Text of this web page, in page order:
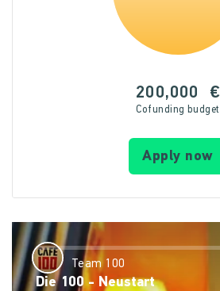
200,000 €
Cofunding budget
Apply now
Team 100
Die 100 - Neustart